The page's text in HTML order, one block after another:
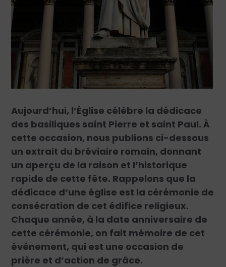
Aujourd’hui, l’Église célèbre la dédicace
des basiliques saint Pierre et saint Paul. À
cette occasion, nous publions ci-dessous
un extrait du bréviaire romain, donnant
un aperçu de la raison et l’historique
rapide de cette fête. Rappelons que la
dédicace d’une église est la cérémonie de
consécration de cet édifice religieux.
Chaque année, à la date anniversaire de
cette cérémonie, on fait mémoire de cet
événement, qui est une occasion de
prière et d’action de grâce.